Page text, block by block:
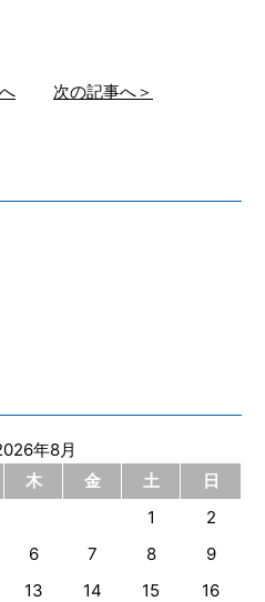
次の記事へ＞
年8月
木 金 土
日
1
2
6 7 8
9
13 14 15
16